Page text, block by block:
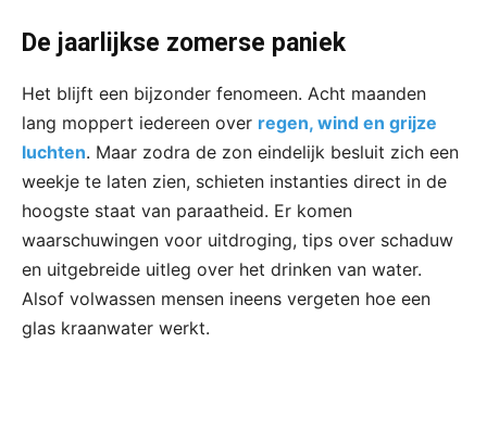
De jaarlijkse zomerse paniek
Het blijft een bijzonder fenomeen. Acht maanden
lang moppert iedereen over regen, wind en grijze
luchten. Maar zodra de zon eindelijk besluit zich een
weekje te laten zien, schieten instanties direct in de
hoogste staat van paraatheid. Er komen
waarschuwingen voor uitdroging, tips over schaduw
en uitgebreide uitleg over het drinken van water.
Alsof volwassen mensen ineens vergeten hoe een
glas kraanwater werkt.